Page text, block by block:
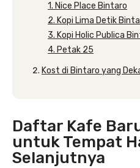
1. Nice Place Bintaro
2. Kopi Lima Detik
3. Kopi Holic Publica
4. Petak 25
Kost di Bintaro yang
Daftar Kafe
untuk Tempat
Selanjutnya